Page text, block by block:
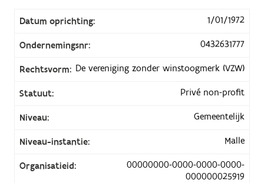
Datum oprichting: 1/01/1972
Ondernemingsnr: 0432631777
Rechtsvorm: De vereniging zonder winstoogmerk (VZW)
Statuut: Privé non-profit
Niveau: Gemeentelijk
Niveau-instantie: Malle
Organisatieid:
00000000-0000-0000-0000-
000000025919